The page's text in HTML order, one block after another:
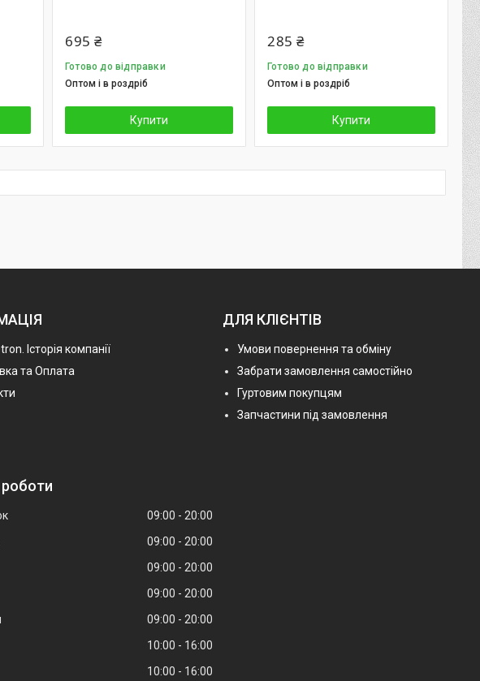
695 ₴
Готово до відправки
Оптом і в роздріб
Купити
285 ₴
Готово до відправки
Оптом і в роздріб
Купити
Історія компанії
та Оплата
ДЛЯ КЛІЄНТІВ
Умови повернення та обміну
Забрати замовлення самостійно
Гуртовим покупцям
Запчастини під замовлення
роботи
09:00
20:00
09:00
20:00
09:00
20:00
09:00
20:00
09:00
20:00
10:00
16:00
10:00 16:00